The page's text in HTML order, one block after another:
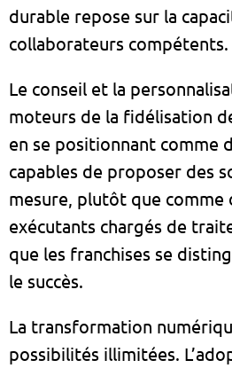
durable repose sur la
collaborateurs compétents.
Le conseil et la
moteurs de la fidélisation
en se positionnant comme
capables de proposer des
mesure, plutôt que comme
exécutants chargés de
que les franchises se
le succès.
La transformation
possibilités illimitées.